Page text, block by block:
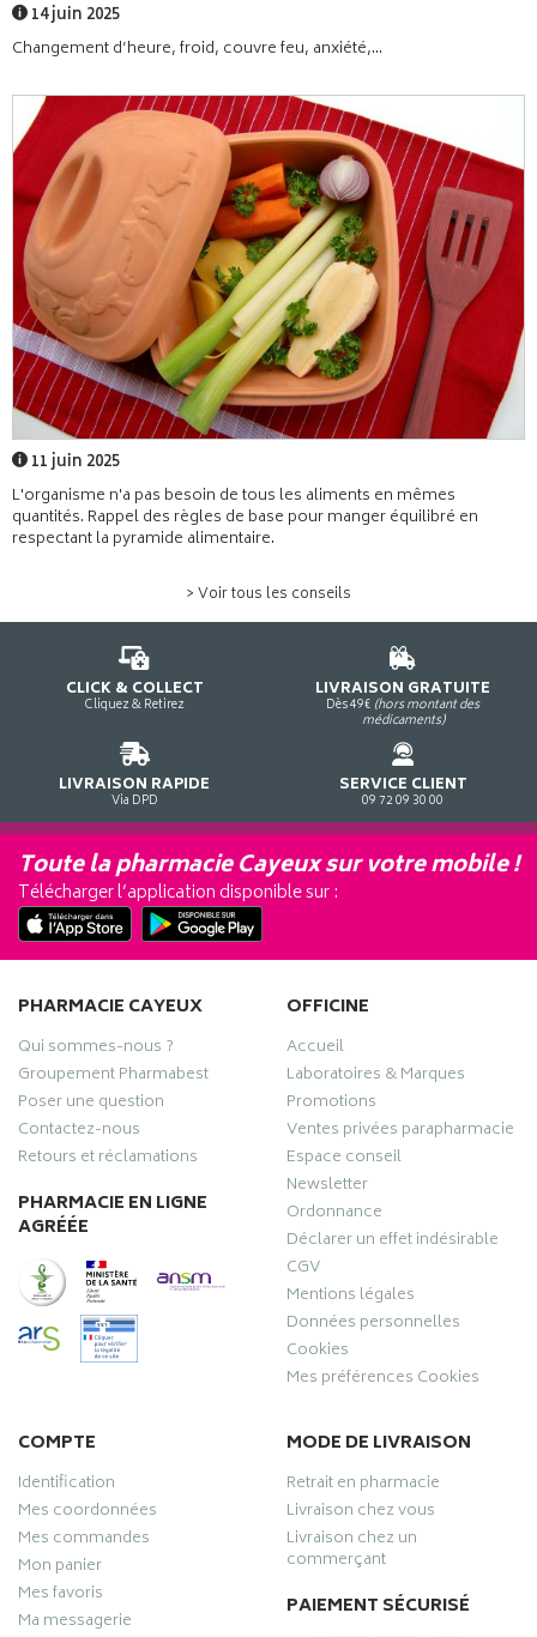
14 juin 2025
Changement d’heure, froid, couvre feu, anxiété,...
11 juin 2025
L'organisme n'a pas besoin de tous les aliments en mêmes
quantités. Rappel des règles de base pour manger équilibré en
respectant la pyramide alimentaire.
> Voir tous les conseils
CLICK & COLLECT
Cliquez & Retirez
LIVRAISON GRATUITE
Dès 49€ (hors montant des
médicaments)
LIVRAISON RAPIDE
Via DPD
SERVICE CLIENT
09 72 09 30 00
Toute la pharmacie Cayeux sur votre mobile !
Télécharger l’application disponible sur :
PHARMACIE CAYEUX
Qui sommes-nous ?
Groupement Pharmabest
Poser une question
Contactez-nous
Retours et réclamations
PHARMACIE EN LIGNE
AGRÉÉE
OFFICINE
Accueil
Laboratoires & Marques
Promotions
Ventes privées parapharmacie
Espace conseil
Newsletter
Ordonnance
Déclarer un effet indésirable
CGV
Mentions légales
Données personnelles
Cookies
Mes préférences Cookies
COMPTE
Identification
Mes coordonnées
Mes commandes
Mon panier
Mes favoris
Ma messagerie
MODE DE LIVRAISON
Retrait en pharmacie
Livraison chez vous
Livraison chez un
commerçant
PAIEMENT SÉCURISÉ